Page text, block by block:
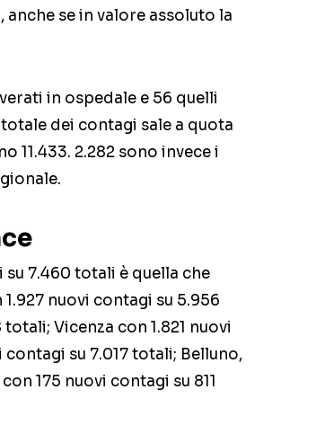
anche se in valore assoluto la
in ospedale e 56 quelli
dei contagi sale a quota
11.433. 2.282 sono invece i
su 7.460 totali è quella che
nuovi contagi su 5.956
Vicenza con 1.821 nuovi
contagi su 7.017 totali; Belluno,
175 nuovi contagi su 811